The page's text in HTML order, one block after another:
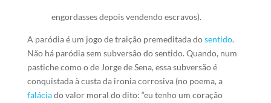
engordasses depois vendendo escravos).
A paródia é um jogo de traição premeditada dosentido.
Não há paródia sem subversão do sentido. Quando, num
pastiche como o de Jorge de Sena, essa subversão é
conquistada à custa da ironia corrosiva (no poema, a
faláciado valor moral do dito: “eu tenho um coração